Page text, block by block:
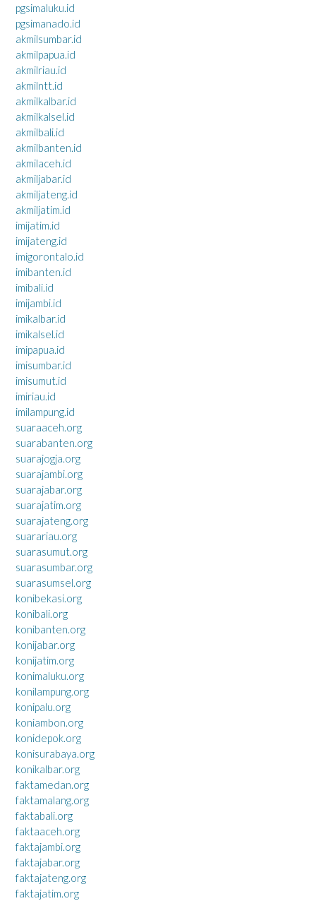
pgsimaluku.id
pgsimanado.id
akmilsumbar.id
akmilpapua.id
akmilriau.id
akmilntt.id
akmilkalbar.id
akmilkalsel.id
akmilbali.id
akmilbanten.id
akmilaceh.id
akmiljabar.id
akmiljateng.id
akmiljatim.id
imijatim.id
imijateng.id
imigorontalo.id
imibanten.id
imibali.id
imijambi.id
imikalbar.id
imikalsel.id
imipapua.id
imisumbar.id
imisumut.id
imiriau.id
imilampung.id
suaraaceh.org
suarabanten.org
suarajogja.org
suarajambi.org
suarajabar.org
suarajatim.org
suarajateng.org
suarariau.org
suarasumut.org
suarasumbar.org
suarasumsel.org
konibekasi.org
konibali.org
konibanten.org
konijabar.org
konijatim.org
konimaluku.org
konilampung.org
konipalu.org
koniambon.org
konidepok.org
konisurabaya.org
konikalbar.org
faktamedan.org
faktamalang.org
faktabali.org
faktaaceh.org
faktajambi.org
faktajabar.org
faktajateng.org
faktajatim.org